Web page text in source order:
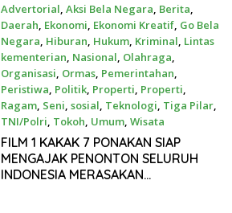
Advertorial, Aksi Bela Negara, Berita,
Daerah, Ekonomi, Ekonomi Kreatif, Go Bela
Negara, Hiburan, Hukum, Kriminal, Lintas
kementerian, Nasional, Olahraga,
Organisasi, Ormas, Pemerintahan,
Peristiwa, Politik, Properti, Properti,
Ragam, Seni, sosial, Teknologi, Tiga Pilar,
TNI/Polri, Tokoh, Umum, Wisata
Jan 18, 2025
FILM 1 KAKAK 7 PONAKAN SIAP
MENGAJAK PENONTON SELURUH
INDONESIA MERASAKAN